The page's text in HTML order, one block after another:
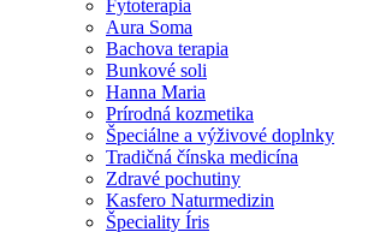
Fytoterapia
Aura Soma
Bachova terapia
Bunkové soli
Hanna Maria
Prírodná kozmetika
Špeciálne a výživové doplnky
Tradičná čínska medicína
Zdravé pochutiny
Kasfero Naturmedizin
Špeciality Íris